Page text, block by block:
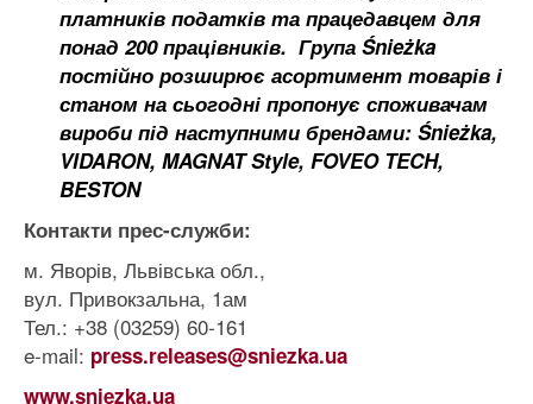
платників податків та працедавцем для
понад 200 працівників. Група Śnieżka
постійно розширює асортимент товарів і
станом на сьогодні пропонує споживачам
вироби під наступними брендами: Śnieżka,
VIDARON, MAGNAT Style, FOVEO TECH,
BESTON
Контакти прес-служби:
м. Яворів, Львівська обл.,
вул. Привокзальна, 1ам
Тел.: +38 (03259) 60-161
e-mail: press.releases@sniezka.ua
www.sniezka.ua